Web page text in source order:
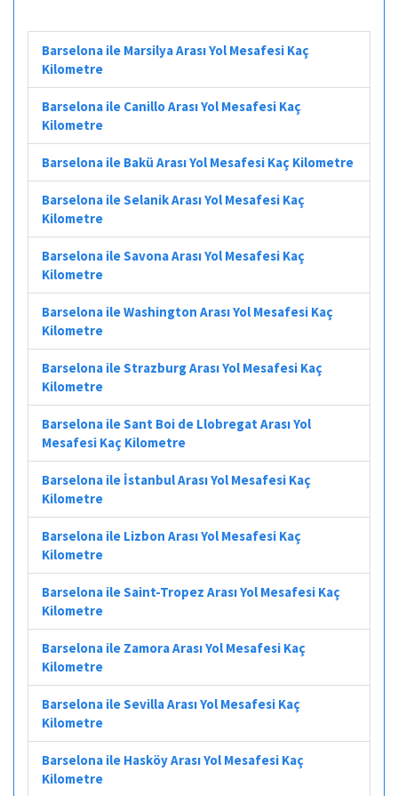
Barselona ile Marsilya Arası Yol Mesafesi Kaç
Kilometre
Barselona ile Canillo Arası Yol Mesafesi Kaç
Kilometre
Barselona ile Bakü Arası Yol Mesafesi Kaç Kilometre
Barselona ile Selanik Arası Yol Mesafesi Kaç
Kilometre
Barselona ile Savona Arası Yol Mesafesi Kaç
Kilometre
Barselona ile Washington Arası Yol Mesafesi Kaç
Kilometre
Barselona ile Strazburg Arası Yol Mesafesi Kaç
Kilometre
Barselona ile Sant Boi de Llobregat Arası Yol
Mesafesi Kaç Kilometre
Barselona ile İstanbul Arası Yol Mesafesi Kaç
Kilometre
Barselona ile Lizbon Arası Yol Mesafesi Kaç
Kilometre
Barselona ile Saint-Tropez Arası Yol Mesafesi Kaç
Kilometre
Barselona ile Zamora Arası Yol Mesafesi Kaç
Kilometre
Barselona ile Sevilla Arası Yol Mesafesi Kaç
Kilometre
Barselona ile Hasköy Arası Yol Mesafesi Kaç
Kilometre